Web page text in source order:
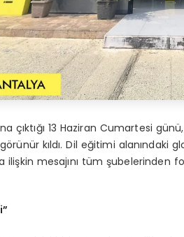
çıktığı 13 Haziran Cumartesi
kıldı. Dil eğitimi alanındaki
ilişkin mesajını tüm